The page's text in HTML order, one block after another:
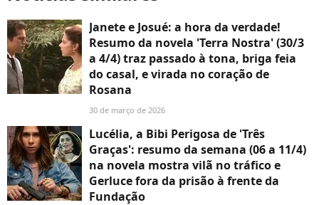
Janete e Josué: a hora da verdade!
Resumo da novela 'Terra Nostra' (30/3
a 4/4) traz passado à tona, briga feia
do casal, e virada no coração de
Rosana
30 de março de 2026
Lucélia, a Bibi Perigosa de 'Três
Graças': resumo da semana (06 a 11/4)
na novela mostra vilã no tráfico e
Gerluce fora da prisão à frente da
Fundação